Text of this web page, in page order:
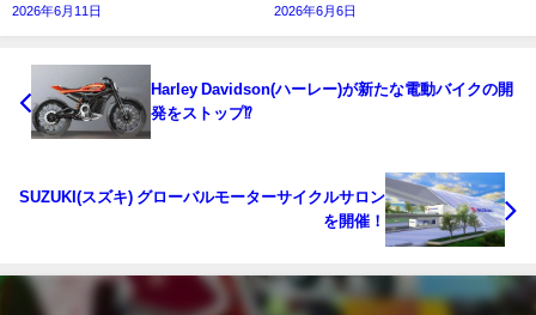
2026年6月11日 2026年6月6日
Harley Davidson(ハーレー)が新たな電動バイクの開
発をストップ⁉
SUZUKI(スズキ) グローバルモーターサイクルサロン
を開催！